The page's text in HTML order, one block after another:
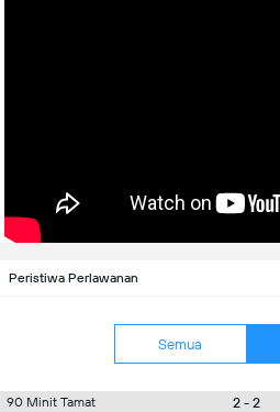
Peristiwa Perlawanan
Semua
90 Minit Tamat 2 - 2